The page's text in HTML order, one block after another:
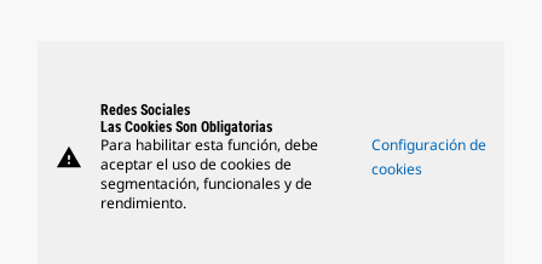
warning
Redes Sociales
Las Cookies Son Obligatorias
Para habilitar esta función, debe
aceptar el uso de cookies de
segmentación, funcionales y de
rendimiento.
Configuración de
cookies